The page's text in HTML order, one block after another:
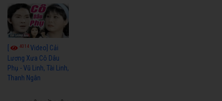
[ 4014Video] Cải
Lương Xưa Cô Dâu
Phụ - Vũ Linh, Tài Linh,
Thanh Ngân